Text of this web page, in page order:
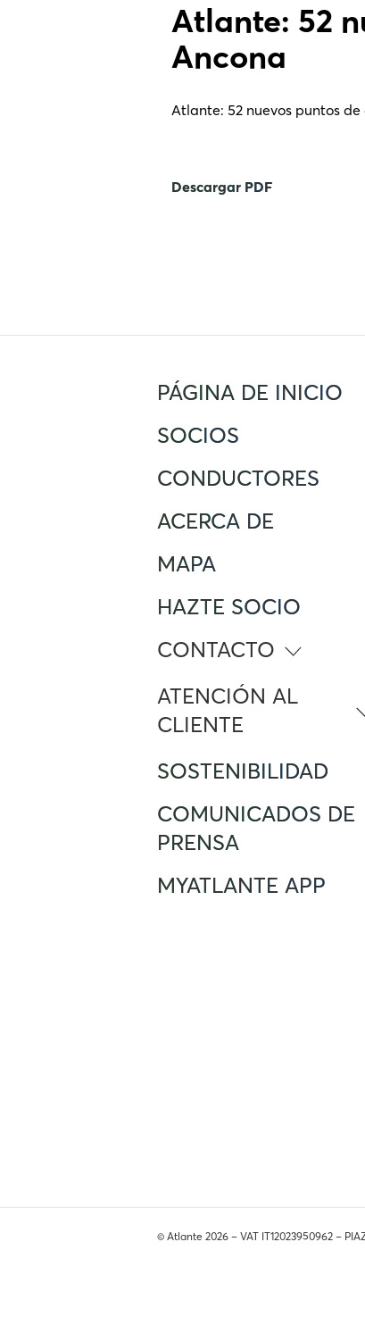
Atlante: 52
Ancona
Atlante: 52 nuevos puntos
Descargar PDF
PÁGINA DE INICIO
SOCIOS
CONDUCTORES
ACERCA DE
MAPA
HAZTE SOCIO
CONTACTO
ATENCIÓN AL
CLIENTE
(+34) 900 42 35 33
(+34) 91 12 33 173
support.iberia@atlante.energy
SOSTENIBILIDAD
COMUNICADOS DE
PRENSA
MYATLANTE APP
© Atlante 2026 – VAT IT12023950962 –